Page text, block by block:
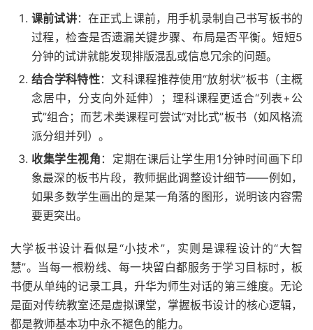
课前试讲：在正式上课前，用手机录制自己书写板书的
过程，检查是否遗漏关键步骤、布局是否平衡。短短5
分钟的试讲就能发现排版混乱或信息冗余的问题。
结合学科特性：文科课程推荐使用“放射状”板书（主概
念居中，分支向外延伸）；理科课程更适合“列表+公
式”组合；而艺术类课程可尝试“对比式”板书（如风格流
派分组并列）。
收集学生视角 ：定期在课后让学生用1分钟时间画下印
象最深的板书片段，教师据此调整设计细节——例如，
如果多数学生画出的是某一角落的图形，说明该内容需
要更突出。
大学板书设计看似是“小技术”，实则是课程设计的“大智
慧”。当每一根粉线、每一块留白都服务于学习目标时，板
书便从单纯的记录工具，升华为师生对话的第三维度。无论
是面对传统教室还是虚拟课堂，掌握板书设计的核心逻辑，
都是教师基本功中永不褪色的能力。